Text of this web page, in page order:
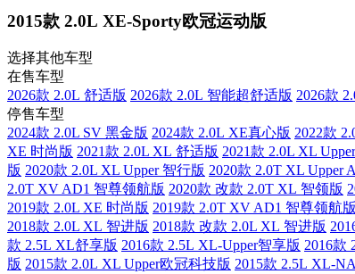
2015款 2.0L XE-Sporty欧冠运动版
选择其他车型
在售车型
2026款 2.0L 舒适版 2026款 2.0L 智能超舒适版 2026款
停售车型
2024款 2.0L SV 黑金版 2024款 2.0L XE真心版 2022款
XE 时尚版 2021款 2.0L XL 舒适版 2021款 2.0L XL
版 2020款 2.0L XL Upper 智行版 2020款 2.0T XL Upper
2.0T XV AD1 智尊领航版 2020款 改款 2.0T XL 智领版
2019款 2.0L XE 时尚版 2019款 2.0T XV AD1 智尊领航版
2018款 2.0L XL 智进版 2018款 改款 2.0L XL 智进版
款 2.5L XL舒享版 2016款 2.5L XL-Upper智享版 2016款
版 2015款 2.0L XL Upper欧冠科技版 2015款 2.5L XL-